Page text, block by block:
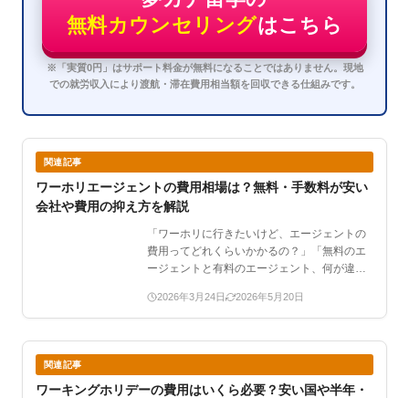
無料カウンセリングはこちら
※「実質0円」はサポート料金が無料になることではありません。現地
での就労収入により渡航・滞在費用相当額を回収できる仕組みです。
関連記事
ワーホリエージェントの費用相場は？無料・手数料が安い
会社や費用の抑え方を解説
「ワーホリに行きたいけど、エージェントの
費用ってどれくらいかかるの？」「無料のエ
ージェントと有料のエージェント、何が違う
2026年3月24日 2026年5月20日
関連記事
ワーキングホリデーの費用はいくら必要？安い国や半年・